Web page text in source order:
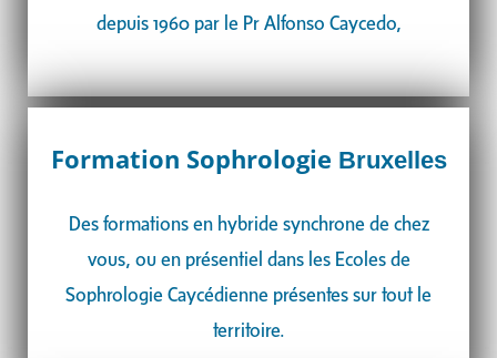
depuis 1960 par le Pr Alfonso Caycedo,
Formation Sophrologie Bruxelles
Des formations en hybride synchrone de chez
vous, ou en présentiel dans les Ecoles de
Sophrologie Caycédienne présentes sur tout le
territoire.